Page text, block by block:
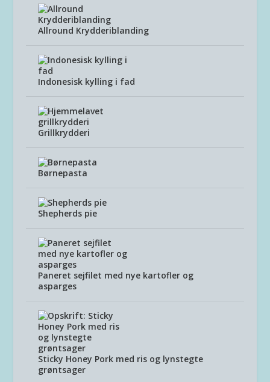
Allround Krydderiblanding
Indonesisk kylling i fad
Grillkrydderi
Børnepasta
Shepherds pie
Paneret sejfilet med nye kartofler og
asparges
Sticky Honey Pork med ris og lynstegte
grøntsager